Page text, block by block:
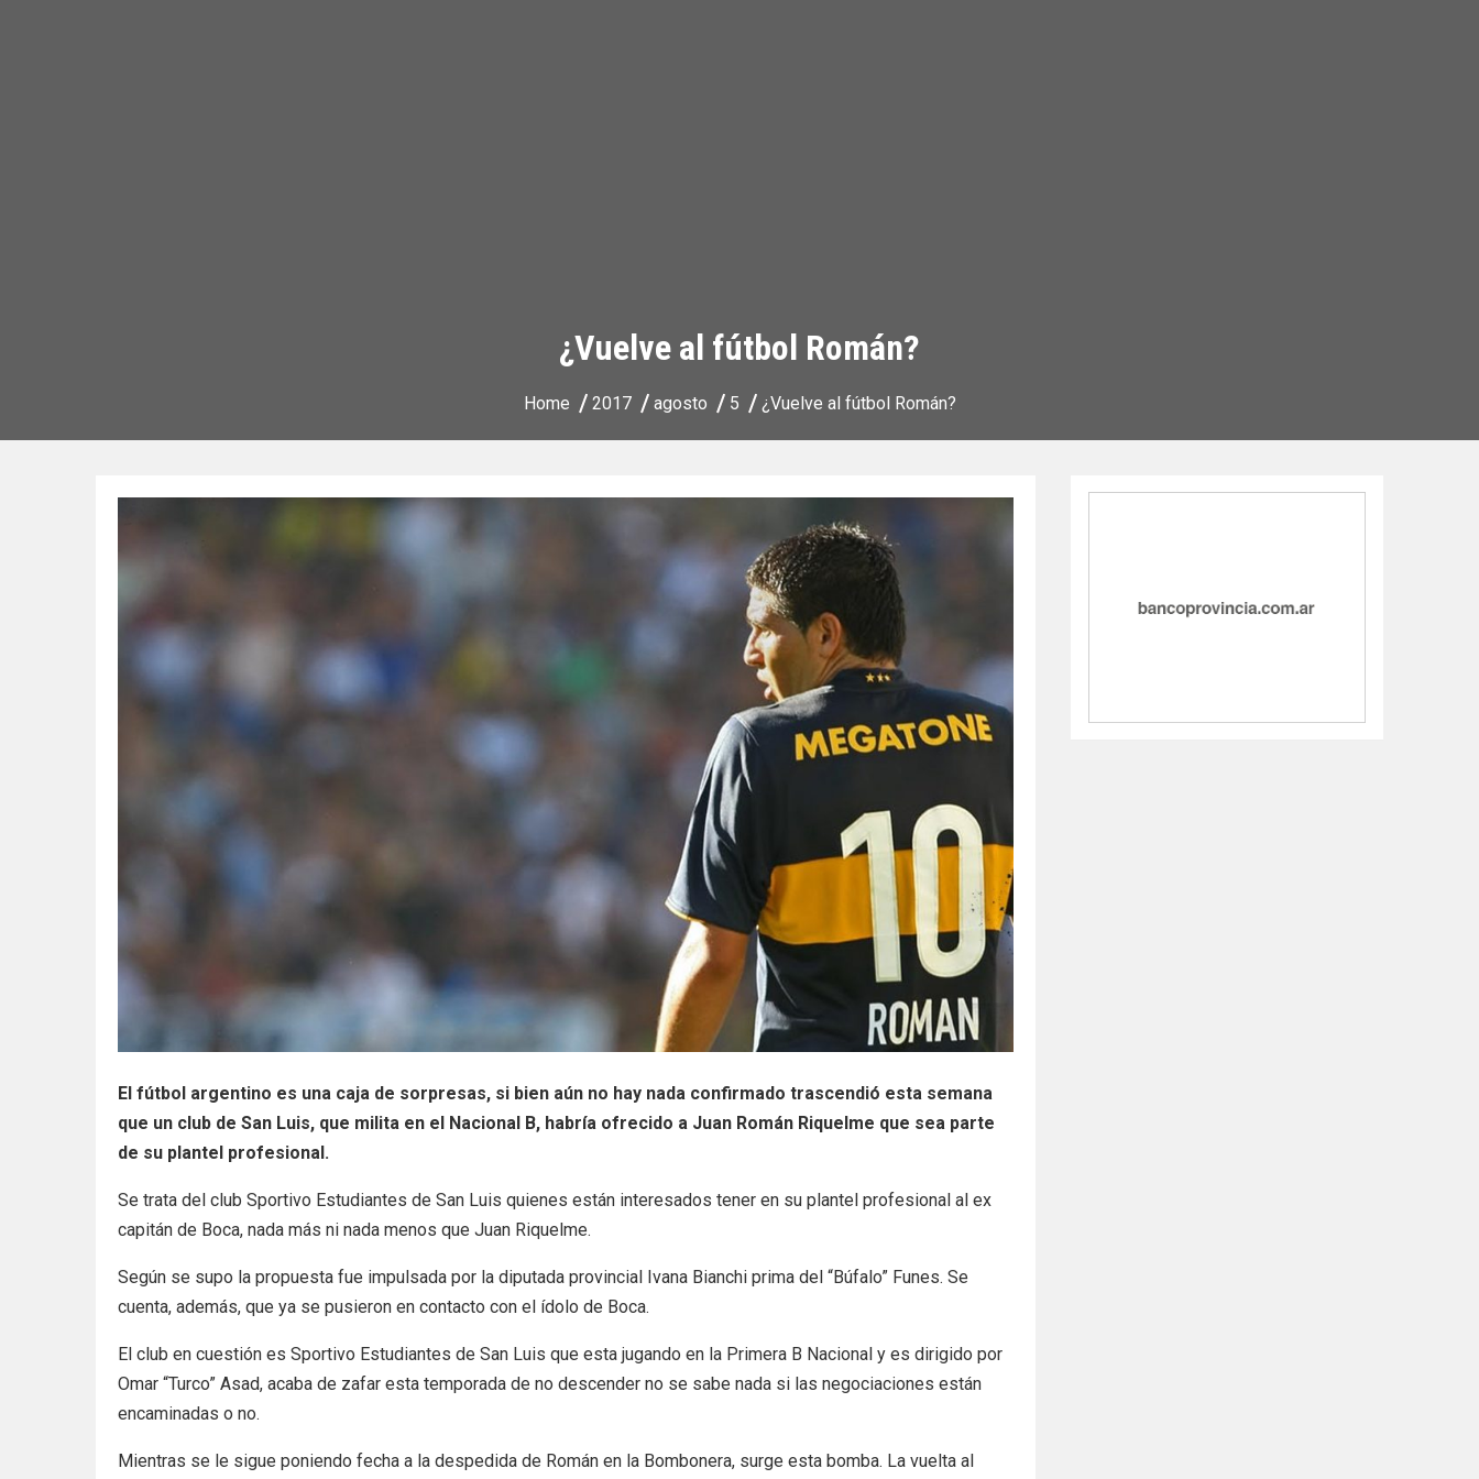
¿Vuelve al fútbol Román?
Home 2017 agosto 5 ¿Vuelve al fútbol Román?
El fútbol argentino es una caja de sorpresas, si bien aún no hay nada confirmado trascendió esta semana
que un club de San Luis, que milita en el Nacional B, habría ofrecido a Juan Román Riquelme que sea parte
de su plantel profesional.
Se trata del club Sportivo Estudiantes de San Luis quienes están interesados tener en su plantel profesional al ex
capitán de Boca, nada más ni nada menos que Juan Riquelme.
Según se supo la propuesta fue impulsada por la diputada provincial Ivana Bianchi prima del “Búfalo” Funes. Se
cuenta, además, que ya se pusieron en contacto con el ídolo de Boca.
El club en cuestión es Sportivo Estudiantes de San Luis que esta jugando en la Primera B Nacional y es dirigido por
Omar “Turco” Asad, acaba de zafar esta temporada de no descender no se sabe nada si las negociaciones están
encaminadas o no.
Mientras se le sigue poniendo fecha a la despedida de Román en la Bombonera, surge esta bomba. La vuelta al